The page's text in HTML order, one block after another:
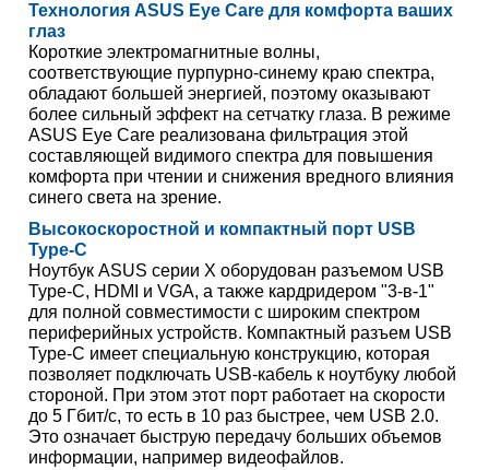
Технология ASUS Eye Care для комфорта ваших
глаз
Короткие электромагнитные волны,
соответствующие пурпурно-синему краю спектра,
обладают большей энергией, поэтому оказывают
более сильный эффект на сетчатку глаза. В режиме
ASUS Eye Care реализована фильтрация этой
составляющей видимого спектра для повышения
комфорта при чтении и снижения вредного влияния
синего света на зрение.
Высокоскоростной и компактный порт USB
Type-C
Ноутбук ASUS серии X оборудован разъемом USB
Type-C, HDMI и VGA, а также кардридером "3-в-1"
для полной совместимости с широким спектром
периферийных устройств. Компактный разъем USB
Type-C имеет специальную конструкцию, которая
позволяет подключать USB-кабель к ноутбуку любой
стороной. При этом этот порт работает на скорости
до 5 Гбит/с, то есть в 10 раз быстрее, чем USB 2.0.
Это означает быструю передачу больших объемов
информации, например видеофайлов.